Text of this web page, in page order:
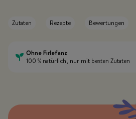
Zutaten Rezepte Bewertungen
Ohne Firlefanz
100 % natürlich, nur mit besten Zutaten